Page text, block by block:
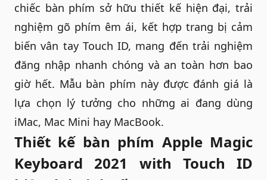
chiếc bàn phím sở hữu thiết kế hiện đại, trải
nghiệm gõ phím êm ái, kết hợp trang bị cảm
biến vân tay Touch ID, mang đến trải nghiệm
đăng nhập nhanh chóng và an toàn hơn bao
giờ hết. Mẫu bàn phím này được đánh giá là
lựa chọn lý tưởng cho những ai đang dùng
iMac, Mac Mini hay MacBook.
Thiết kế bàn phím Apple Magic
Keyboard 2021 with Touch ID